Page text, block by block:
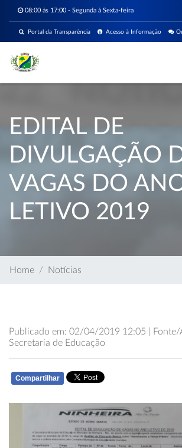
08:00 ás 17:00 - Segunda à Sexta-feira
Acesso à Informação
Portal da Transparência
EDITAL DE
DIVULGAÇÃO
VAGAS DO
LETIVO 2019
Home Notícias
Publicado em: 02/04/2019 12:05 | Fonte/
Secretaria de Educação
Compartilhar